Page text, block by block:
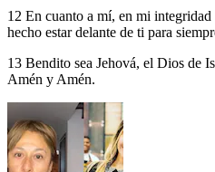
12 En cuanto a mí, en mi integridad
hecho estar delante de ti para
13 Bendito sea Jehová, el Dios de
Amén y Amén.